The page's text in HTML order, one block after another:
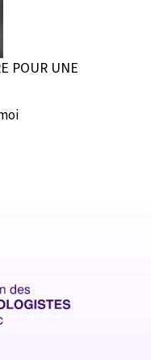
POUR UNE